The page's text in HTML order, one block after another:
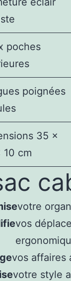
poches
poignées
35 ×
10 cm
votre
vos
vos affaires
votre style